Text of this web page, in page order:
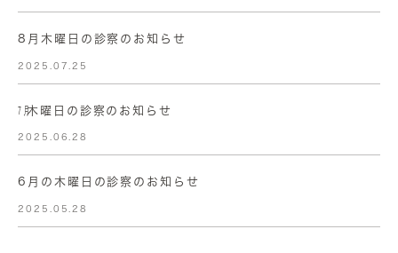
8月木曜日の診察のお知らせ
2025.07.25
㋆木曜日の診察のお知らせ
2025.06.28
6月の木曜日の診察のお知らせ
2025.05.28